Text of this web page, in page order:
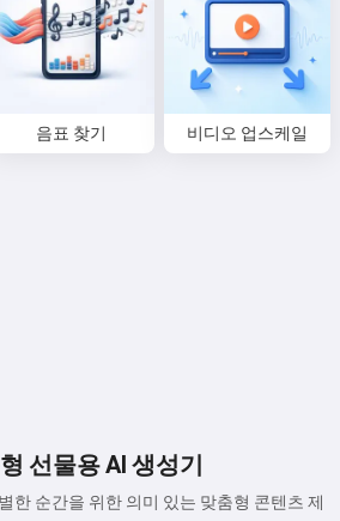
음표 찾기 비디오 업스케일
선물용 AI 생성기
한 순간을 위한 의미 있는 맞춤형 콘텐츠 제